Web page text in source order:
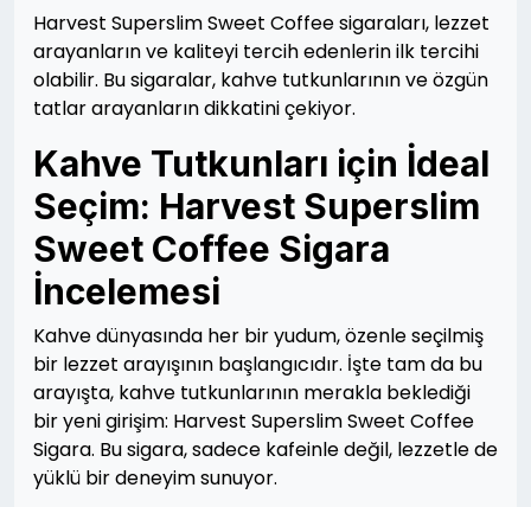
Harvest Superslim Sweet Coffee sigaraları, lezzet
arayanların ve kaliteyi tercih edenlerin ilk tercihi
olabilir. Bu sigaralar, kahve tutkunlarının ve özgün
tatlar arayanların dikkatini çekiyor.
Kahve Tutkunları için İdeal
Seçim: Harvest Superslim
Sweet Coffee Sigara
İncelemesi
Kahve dünyasında her bir yudum, özenle seçilmiş
bir lezzet arayışının başlangıcıdır. İşte tam da bu
arayışta, kahve tutkunlarının merakla beklediği
bir yeni girişim: Harvest Superslim Sweet Coffee
Sigara. Bu sigara, sadece kafeinle değil, lezzetle de
yüklü bir deneyim sunuyor.